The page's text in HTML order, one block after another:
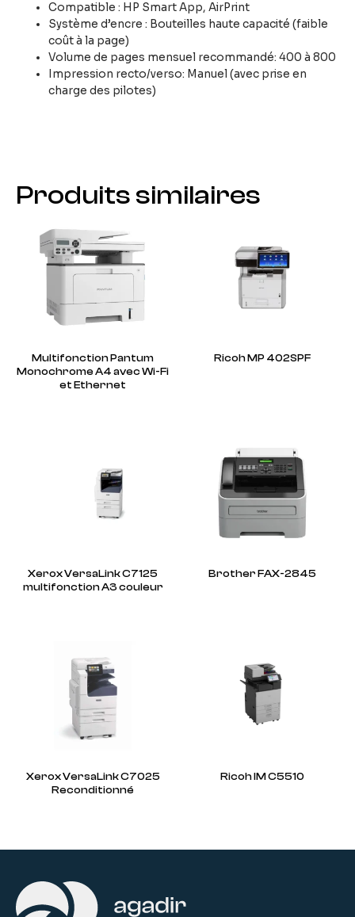
Compatible : HP Smart App, AirPrint
Système d’encre : Bouteilles haute capacité (faible
coût à la page)
Volume de pages mensuel recommandé: 400 à 800
Impression recto/verso: Manuel (avec prise en
charge des pilotes)
Produits similaires
Multifonction Pantum
Monochrome A4 avec Wi-Fi
et Ethernet
Ricoh MP 402SPF
Xerox VersaLink C7125
multifonction A3 couleur
Brother FAX-2845
Xerox VersaLink C7025
Reconditionné
Ricoh IM C5510